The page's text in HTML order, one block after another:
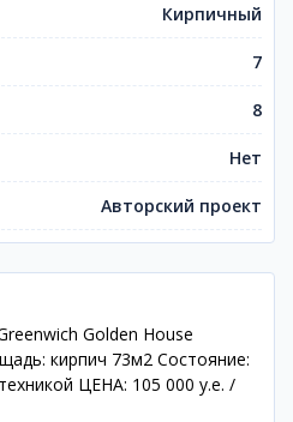
Кирпичный
7
8
Нет
Авторский проект
Golden House
кирпич 73м2 Состояние:
ЦЕНА: 105 000 у.е. /